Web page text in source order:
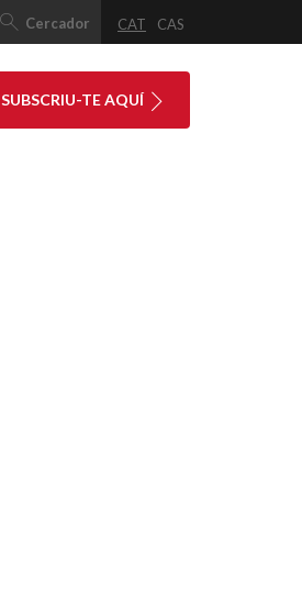
Cercador CAT CAS
SUBSCRIU-TE AQUÍ